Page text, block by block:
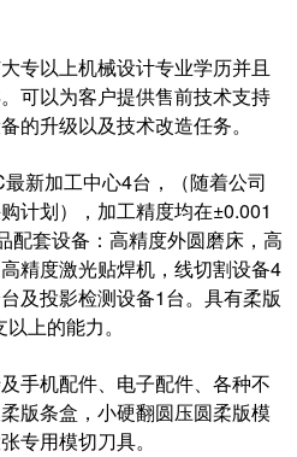
以上机械设计专业学历并且
可以为客户提供售前技术支持
的升级以及技术改造任务。
新加工中心4台，（随着公司
计划），加工精度均在±0.001
配套设备：高精度外圆磨床，高
精度激光贴焊机，线切割设备4
及投影检测设备1台。具有柔版
上的能力。
机配件、电子配件、各种不
版条盒，小硬翻圆压圆柔版模
专用模切刀具。